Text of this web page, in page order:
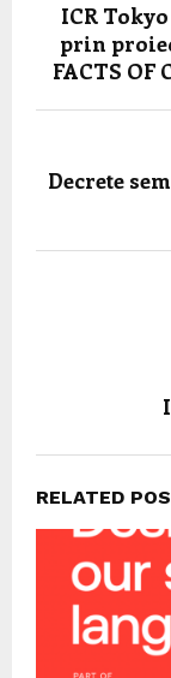
ICR
prin
FACTS OF
Decrete
RELATED